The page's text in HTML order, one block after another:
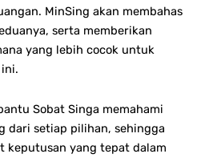
MinSing akan membahas
serta memberikan
yang lebih cocok untuk
Sobat Singa memahami
dari setiap pilihan, sehingga
keputusan yang tepat dalam